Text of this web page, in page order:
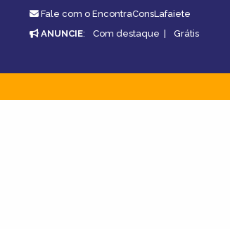
Fale com o EncontraConsLafaiete
ANUNCIE: Com destaque | Grátis